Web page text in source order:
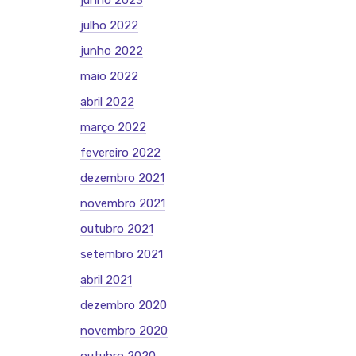
julho 2022
junho 2022
maio 2022
abril 2022
março 2022
fevereiro 2022
dezembro 2021
novembro 2021
outubro 2021
setembro 2021
abril 2021
dezembro 2020
novembro 2020